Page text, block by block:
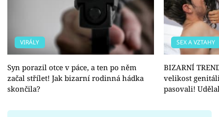
VIRÁLY
Syn porazil otce v páce, a ten po něm
začal střílet! Jak bizarní rodinná hádka
skončila?
SEX A VZTAHY
BIZARNÍ
velikost
pasovali!